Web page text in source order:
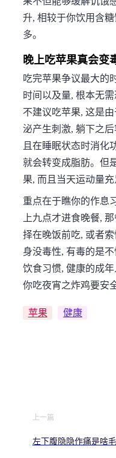
升, 相较于你饮用含
多。
晚上吃苹果真会变
吃完苹果争议最大的
时间以及量, 根本无
不建议吃苹果, 这是
泌产生刺激, 躺下之
且在睡眠状态时消化
就会转变成脂肪。但
果, 而且当天运动量充
重点在于瞧你的作息
上九点才进食晚餐,
择在晚饭前吃, 或者
身没毒性, 有毒的是
饮食习惯, 健康的成
你吃夜宵之炸鸡要安
苹果 健康
上一篇
左下腹隐隐作痛是啥